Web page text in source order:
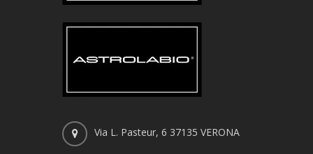
Via L. Pasteur, 6 37135 VERONA